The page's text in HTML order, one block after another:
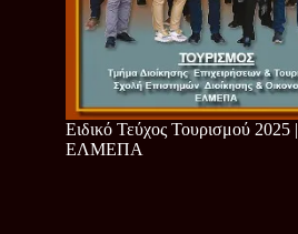
Ειδικό Τεύχος Τουρισμού 2025 |
ΕΛΜΕΠΑ